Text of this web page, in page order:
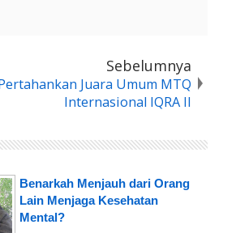
Sebelumnya
Juara Umum MTQ
Internasional IQRA II
Benarkah Menjauh dari Orang
Lain Menjaga Kesehatan
Mental?